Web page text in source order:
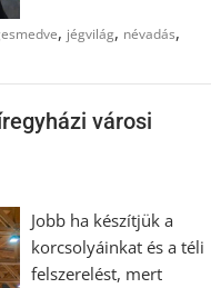
, jégvilág, névadás,
városi
Jobb ha készítjük a
korcsolyáinkat és a téli
felszerelést, mert